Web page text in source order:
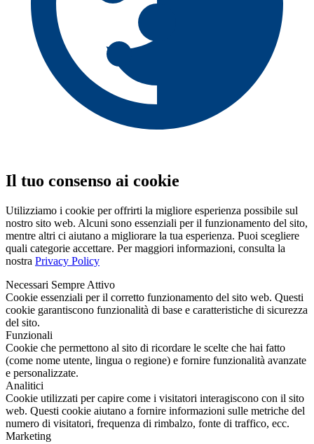
Il tuo consenso ai cookie
Utilizziamo i cookie per offrirti la migliore esperienza possibile sul
nostro sito web. Alcuni sono essenziali per il funzionamento del sito,
mentre altri ci aiutano a migliorare la tua esperienza. Puoi scegliere
quali categorie accettare. Per maggiori informazioni, consulta la
nostra Privacy Policy
Necessari Sempre Attivo
Cookie essenziali per il corretto funzionamento del sito web. Questi
cookie garantiscono funzionalità di base e caratteristiche di sicurezza
del sito.
Funzionali
Cookie che permettono al sito di ricordare le scelte che hai fatto
(come nome utente, lingua o regione) e fornire funzionalità avanzate
e personalizzate.
Analitici
Cookie utilizzati per capire come i visitatori interagiscono con il sito
web. Questi cookie aiutano a fornire informazioni sulle metriche del
numero di visitatori, frequenza di rimbalzo, fonte di traffico, ecc.
Marketing